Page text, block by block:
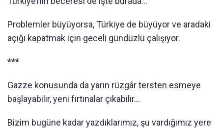
Problemler büyüyorsa, Türkiye de büyüyor ve aradaki
açığı kapatmak için geceli gündüzlü çalışıyor.
***
Gazze konusunda da yarın rüzgâr tersten esmeye
başlayabilir, yeni fırtınalar çıkabilir…
Bizim bugüne kadar yazdıklarımız, şu vardığımız yere